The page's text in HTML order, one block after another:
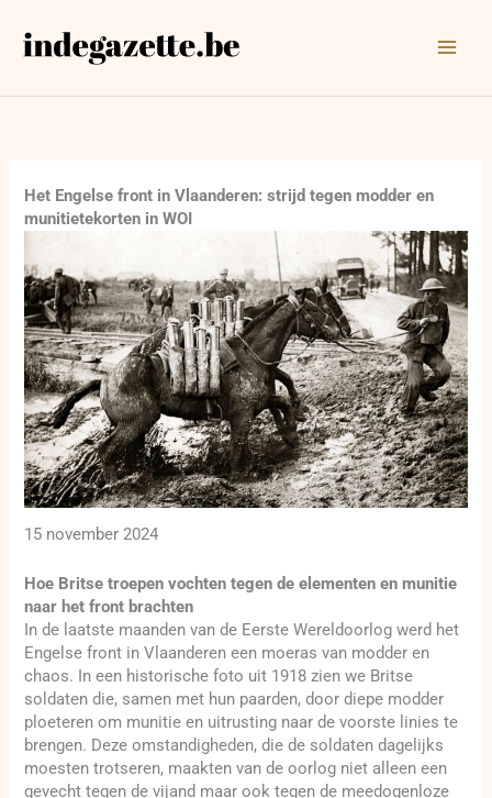
naar
Het Engelse front in Vlaanderen: strijd tegen modder en
munitietekorten in WOI
15 november 2024
Hoe Britse troepen vochten tegen de elementen en munitie
naar het front brachten
In de laatste maanden van de Eerste Wereldoorlog werd het
Engelse front in Vlaanderen een moeras van modder en
chaos. In een historische foto uit 1918 zien we Britse
soldaten die, samen met hun paarden, door diepe modder
ploeteren om munitie en uitrusting naar de voorste linies te
brengen. Deze omstandigheden, die de soldaten dagelijks
moesten trotseren, maakten van de oorlog niet alleen een
gevecht tegen de vijand maar ook tegen de meedogenloze